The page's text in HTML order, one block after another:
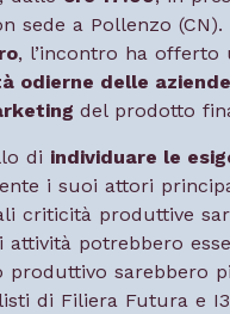
sede a Pollenzo
, l’incontro ha offerto
odierne delle
del prodotto
di individuare le
i suoi attori
criticità produttive
attività potrebbero
sarebbero
di Filiera Futura e